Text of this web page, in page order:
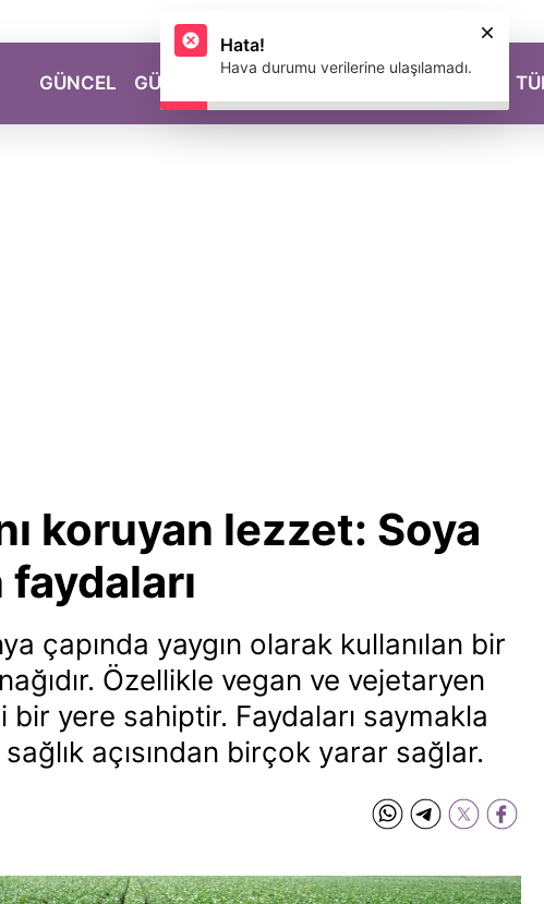
GÜNCEL GÜZELLİK MAGAZİN
koruyan lezzet: Soya
çapında yaygın olarak kullanılan bir
Özellikle vegan ve vejetaryen
yere sahiptir. Faydaları saymakla
açısından birçok yarar sağlar.